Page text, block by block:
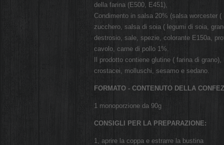
della farina (E500, E451),
Condimento in salsa 20% (salsa worcester
zucchero, salsa di soia ( legumi di soia,
destrosio, sale, spezie, colorante E150a,
cavolo, carne di pollo 1%.
Il prodotto contiene glutine ( farina di
crostacei, molluschi, sesamo e sedano.
FORMATO - CONTENUTO DELLA
1 monoporzione da 90g
CONSIGLI PER LA PREPARAZIONE:
1, aprire la coppa e estrarre la bustina